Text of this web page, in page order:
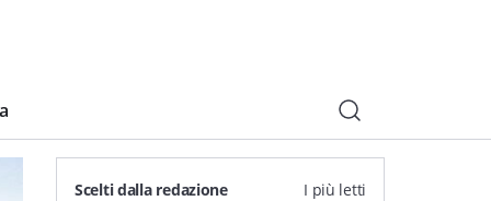
Scelti dalla redazione I più letti